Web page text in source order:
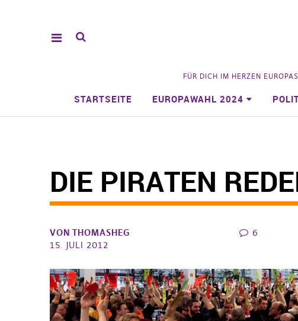
FÜR DICH IM HERZEN
STARTSEITE EUROPAWAHL 2024
DIE PIRATEN
VON THOMASHEG
15. JULI 2012
6